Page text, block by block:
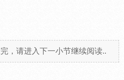
，请进入下一小节继续阅读..